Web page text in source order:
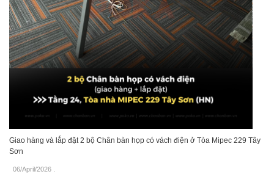
Giao hàng và lắp đặt 2 bộ Chân bàn họp có vách điện ở Tòa Mipec 229 Tây
Sơn
06/April/2026